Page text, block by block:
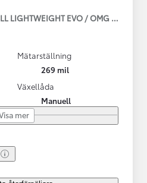
LIGHTWEIGHT EVO / OMG LEV!
Mätarställning
269 mil
Växellåda
Manuell
mer